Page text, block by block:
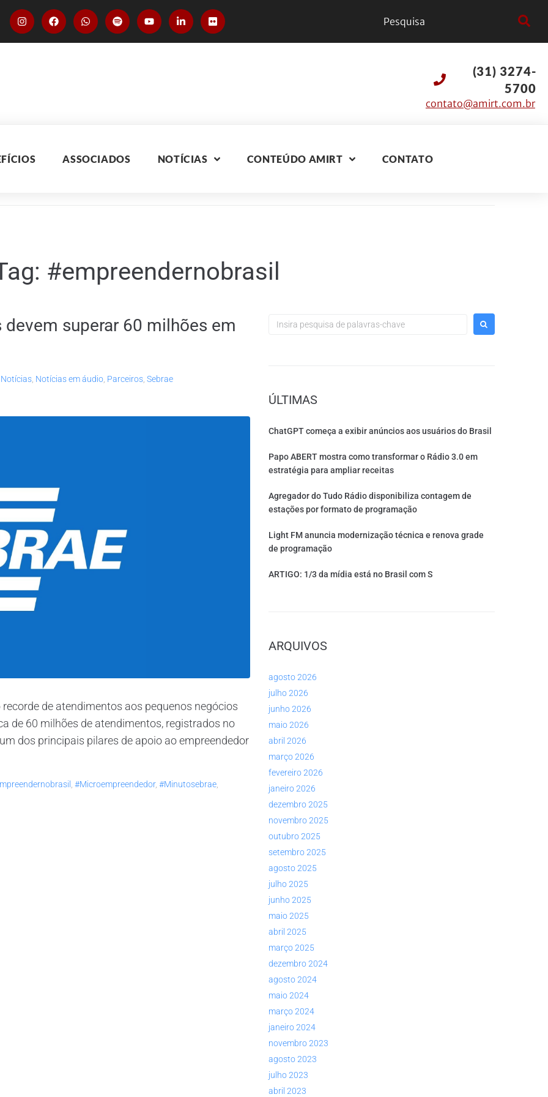
(31) 3274-
5700
contato@amirt.com.br
ASSOCIADOS NOTÍCIAS CONTEÚDO AMIRT CONTATO
#empreendernobrasil
superar 60 milhões em
Notícias Notícias em áudio Parceiros Sebrae
de atendimentos aos pequenos negócios
de 60 milhões de atendimentos, registrados no
dos principais pilares de apoio ao empreendedor
#microempreendedor, #minutosebrae
ÚLTIMAS
ChatGPT começa a exibir anúncios aos usuários do Brasil
Papo ABERT mostra como transformar o Rádio 3.0 em
estratégia para ampliar receitas
Agregador do Tudo Rádio disponibiliza contagem de
estações por formato de programação
Light FM anuncia modernização técnica e renova grade
de programação
ARTIGO: 1/3 da mídia está no Brasil com S
ARQUIVOS
agosto 2026
julho 2026
junho 2026
maio 2026
abril 2026
março 2026
fevereiro 2026
janeiro 2026
dezembro 2025
novembro 2025
outubro 2025
setembro 2025
agosto 2025
julho 2025
junho 2025
maio 2025
abril 2025
março 2025
dezembro 2024
agosto 2024
maio 2024
março 2024
janeiro 2024
novembro 2023
agosto 2023
julho 2023
abril 2023